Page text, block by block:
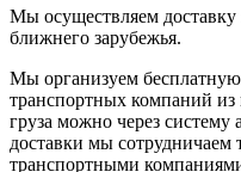
Мы осуществляем доставку
ближнего зарубежья.
Мы организуем бесплатную
транспортных компаний из
груза можно через
доставки мы сотрудничаем
транспортными